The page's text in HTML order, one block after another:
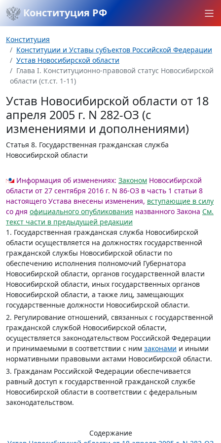
Конституция РФ
Конституция
Конституции и Уставы субъектов Российской Федерации
Устав Новосибирской области
Глава I. Конституционно-правовой статус Новосибирской
области (ст.ст. 1-11)
Устав Новосибирской области от 18
апреля 2005 г. N 282-ОЗ (с
изменениями и дополнениями)
Статья 8. Государственная гражданская служба
Новосибирской области
Информация об изменениях: Законом Новосибирской
области от 27 сентября 2016 г. N 86-ОЗ в часть 1 статьи 8
настоящего Устава внесены изменения, вступающие в силу
со дня официального опубликования названного Закона См.
текст части в предыдущей редакции
1. Государственная гражданская служба Новосибирской
области осуществляется на должностях государственной
гражданской службы Новосибирской области по
обеспечению исполнения полномочий Губернатора
Новосибирской области, органов государственной власти
Новосибирской области, иных государственных органов
Новосибирской области, а также лиц, замещающих
государственные должности Новосибирской области.
2. Регулирование отношений, связанных с государственной
гражданской службой Новосибирской области,
осуществляется законодательством Российской Федерации
и принимаемыми в соответствии с ним законами и иными
нормативными правовыми актами Новосибирской области.
3. Гражданам Российской Федерации обеспечивается
равный доступ к государственной гражданской службе
Новосибирской области в соответствии с федеральным
законодательством.
Содержание